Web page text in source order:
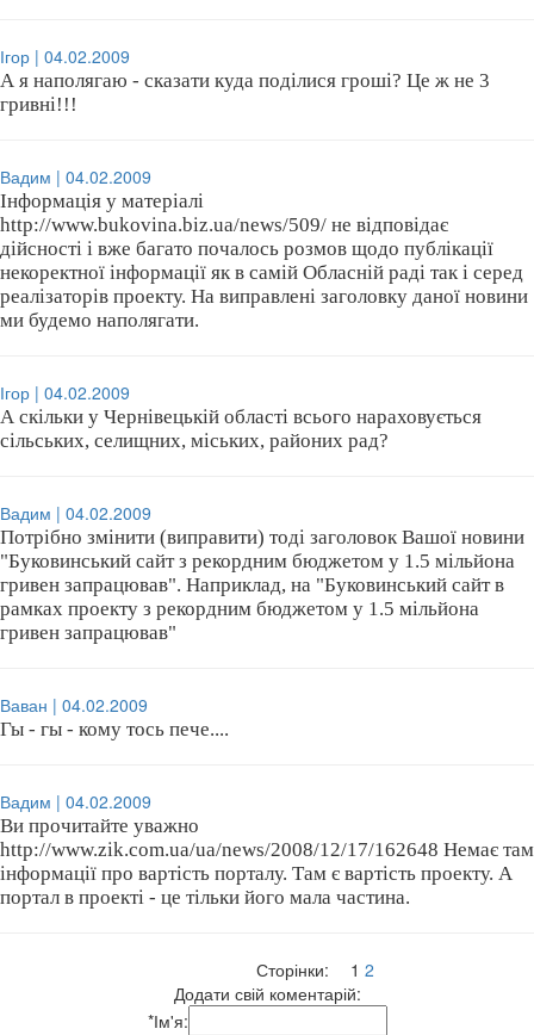
Ігор | 04.02.2009
А я наполягаю - сказати куда поділися гроші? Це ж не 3
гривні!!!
Вадим | 04.02.2009
Інформація у матеріалі
http://www.bukovina.biz.ua/news/509/ не відповідає
дійсності і вже багато почалось розмов щодо публікації
некоректної інформації як в самій Обласній раді так і серед
реалізаторів проекту. На виправлені заголовку даної новини
ми будемо наполягати.
Ігор | 04.02.2009
А скільки у Чернівецькій області всього нараховується
сільських, селищних, міських, районих рад?
Вадим | 04.02.2009
Потрібно змінити (виправити) тоді заголовок Вашої новини
"Буковинський сайт з рекордним бюджетом у 1.5 мільйона
гривен запрацював". Наприклад, на "Буковинський сайт в
рамках проекту з рекордним бюджетом у 1.5 мільйона
гривен запрацював"
Ваван | 04.02.2009
Гы - гы - кому тось пече....
Вадим | 04.02.2009
Ви прочитайте уважно
http://www.zik.com.ua/ua/news/2008/12/17/162648 Немає там
інформації про вартість порталу. Там є вартість проекту. А
портал в проекті - це тільки його мала частина.
Сторінки: 1 2
Додати свій коментарій:
*Ім'я: